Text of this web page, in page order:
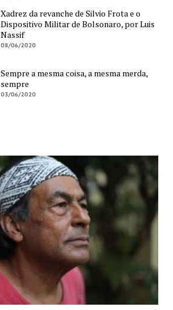
Xadrez da revanche de Silvio Frota e o
Dispositivo Militar de Bolsonaro, por Luis
Nassif
08/06/2020
Sempre a mesma coisa, a mesma merda,
sempre
03/06/2020